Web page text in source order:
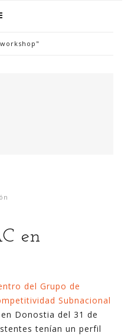
en
del Grupo de
Subnacional
Donostia del 31 de
tenían un perfil